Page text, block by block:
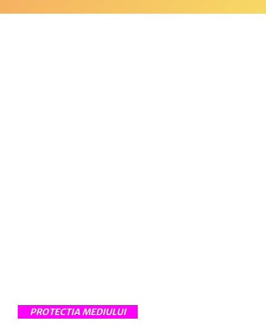
PROTECTIA MEDIULUI